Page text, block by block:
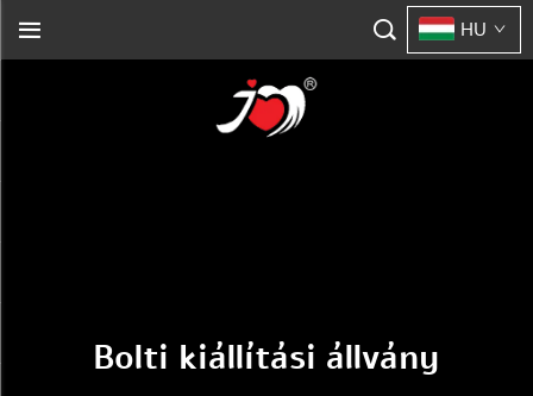
HU
Bolti kiállítási állvány